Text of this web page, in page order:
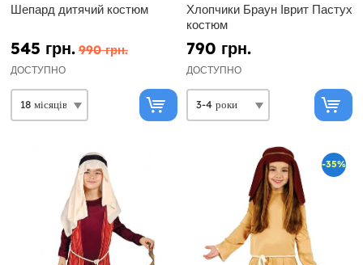
Шепард дитячий костюм
545 грн. 990 грн.
ДОСТУПНО
Хлопчики Браун Іврит Пастух
костюм
790 грн.
ДОСТУПНО
-35%